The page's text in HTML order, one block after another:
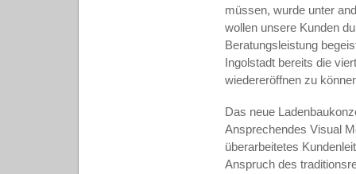
müssen, wurde unter
wollen unsere Kunden
Beratungsleistung
Ingolstadt bereits die
wiedereröffnen zu
Das neue
Ansprechendes Visual
überarbeitetes
Anspruch des